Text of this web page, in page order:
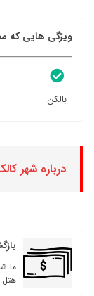
ویژگی هایی که
بالکن
درباره شهر
بازگشت
ما
هتل